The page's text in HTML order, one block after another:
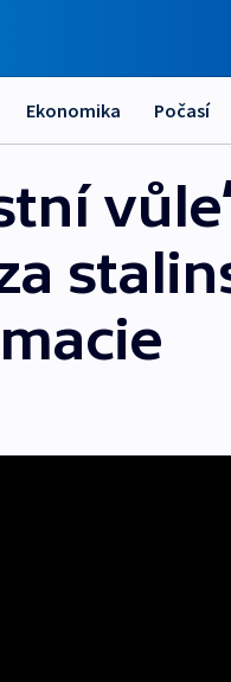
Ekonomika Počasí